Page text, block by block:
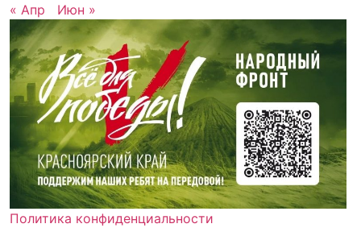
« Апр Июн »
Политика конфиденциальности